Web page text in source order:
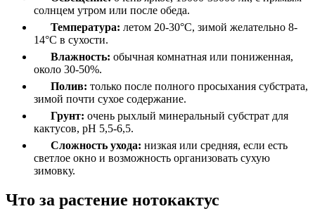
солнцем утром или после обеда.
Температура: летом 20-30°C, зимой желательно 8-
14°C в сухости.
Влажность: обычная комнатная или пониженная,
около 30-50%.
Полив: только после полного просыхания субстрата,
зимой почти сухое содержание.
Грунт: очень рыхлый минеральный субстрат для
кактусов, pH 5,5-6,5.
Сложность ухода: низкая или средняя, если есть
светлое окно и возможность организовать сухую
зимовку.
Что за растение нотокактус